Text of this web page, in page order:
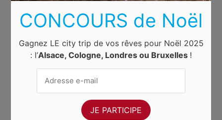
CONCOURS de Noël
Gagnez LE city trip de vos rêves pour Noël 2025
: l’Alsace, Cologne, Londres ou Bruxelles !